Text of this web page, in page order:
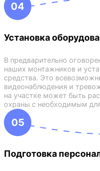
04
Установка
В предварительно
наших монтажников и
средства. Это
видеонаблюдения и
на участке может быть
охраны с необходимым
05
Подготовка